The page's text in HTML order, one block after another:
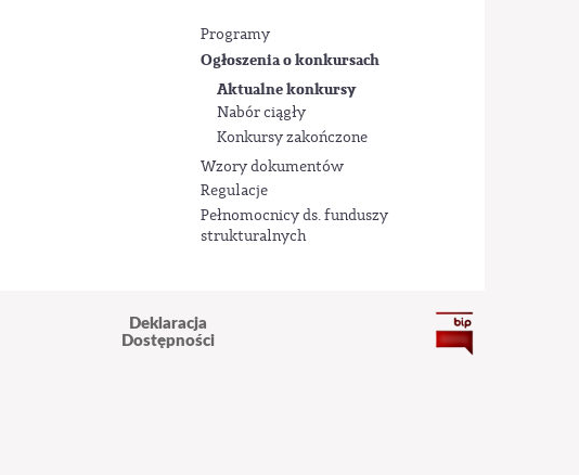
Programy
Ogłoszenia o konkursach
Aktualne konkursy
Nabór ciągły
Konkursy zakończone
Wzory dokumentów
Regulacje
Pełnomocnicy ds. funduszy
strukturalnych
Deklaracja
Dostępności